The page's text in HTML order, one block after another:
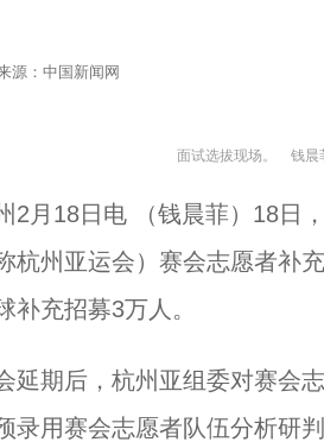
源：中国新闻网
面试选拔现场。 钱
18日电 （钱晨菲）18日，
杭州亚运会）赛会志愿者补
补充招募3万人。
期后，杭州亚组委对赛会志
录用赛会志愿者队伍分析研